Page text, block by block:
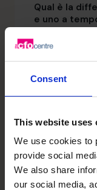
Consent
This website uses
We use cookies to
provide social
We also share
our social media,
Qual è la
e uno a
Come faccio
Quanto
CFO nella